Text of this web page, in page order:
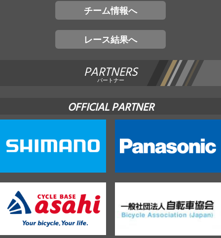
チーム情報へ
レース結果へ
PARTNERS
パートナー
OFFICIAL PARTNER